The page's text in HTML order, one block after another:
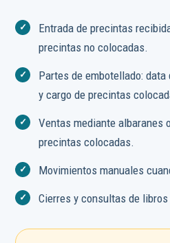
Entrada de precintas
precintas no colocadas.
Partes de embotellado:
y cargo de precintas
Ventas mediante albaranes
precintas colocadas.
Movimientos manuales
Cierres y consultas de